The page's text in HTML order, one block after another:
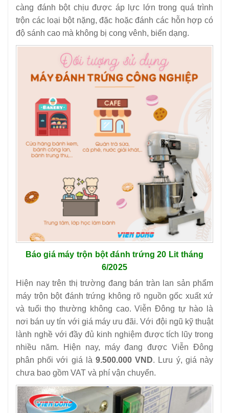
càng đánh bột chịu được áp lực lớn trong quá trình
trộn các loại bột nặng, đặc hoặc đánh các hỗn hợp có
độ sánh cao mà không bị cong vênh, biến dạng.
Báo giá máy trộn bột đánh trứng 20 Lit tháng
6/2025
Hiện nay trên thị trường đang bán tràn lan sản phẩm
máy trộn bột đánh trứng không rõ nguồn gốc xuất xứ
và tuổi thọ thường không cao. Viễn Đông tự hào là
nơi bán uy tín với giá máy ưu đãi. Với đội ngũ kỹ thuật
lành nghề với đầy đủ kinh nghiệm được tích lũy trong
nhiều năm. Hiện nay, máy đang được Viễn Đông
phân phối với giá là 9.500.000 VND. Lưu ý, giá này
chưa bao gồm VAT và phí vận chuyển.